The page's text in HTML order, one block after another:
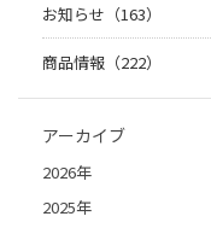
お知らせ（163）
商品情報（222）
アーカイブ
2026年
2025年